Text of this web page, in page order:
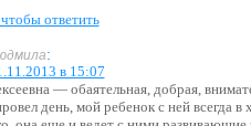
ответить
:
в 15:07
— обаятельная, добрая,
день, мой ребенок с ней всегда